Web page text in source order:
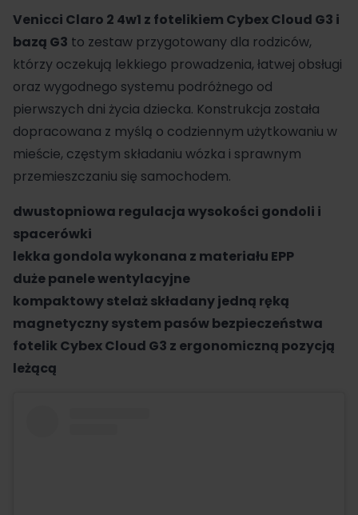
Venicci Claro 2 4w1 z fotelikiem CybexCloud G3 i
bazą G3 to zestaw przygotowany dla rodziców,
którzy oczekują lekkiego prowadzenia, łatwej obsługi
oraz wygodnego systemu podróżnego od
pierwszych dni życia dziecka. Konstrukcja została
dopracowana z myślą o codziennym użytkowaniu w
mieście, częstym składaniu wózka i sprawnym
przemieszczaniu się samochodem.
dwustopniowa regulacja wysokości gondoli i
spacerówki
lekka gondola wykonana z materiału EPP
duże panele wentylacyjne
kompaktowy stelaż składany jedną ręką
magnetyczny system pasów bezpieczeństwa
fotelik Cybex Cloud G3 z ergonomiczną pozycją
leżącą